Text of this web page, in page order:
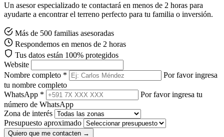
Un asesor especializado te contactará en menos de 2 horas para
ayudarte a encontrar el terreno perfecto para tu familia o inversión.
Más de 500 familias asesoradas
Respondemos en menos de 2 horas
Tus datos están 100% protegidos
Website
Nombre completo *
Por favor ingresa
tu nombre completo
WhatsApp *
Por favor ingresa tu
número de WhatsApp
Zona de interés
Presupuesto aproximado
Quiero que me contacten →